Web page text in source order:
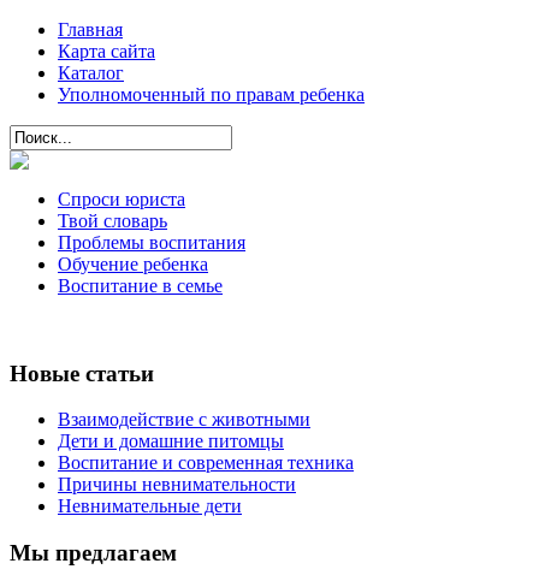
Главная
Карта сайта
Каталог
Уполномоченный по правам ребенка
Спроси юриста
Твой словарь
Проблемы воспитания
Обучение ребенка
Воспитание в семье
Новые статьи
Взаимодействие с животными
Дети и домашние питомцы
Воспитание и современная техника
Причины невнимательности
Невнимательные дети
Мы предлагаем